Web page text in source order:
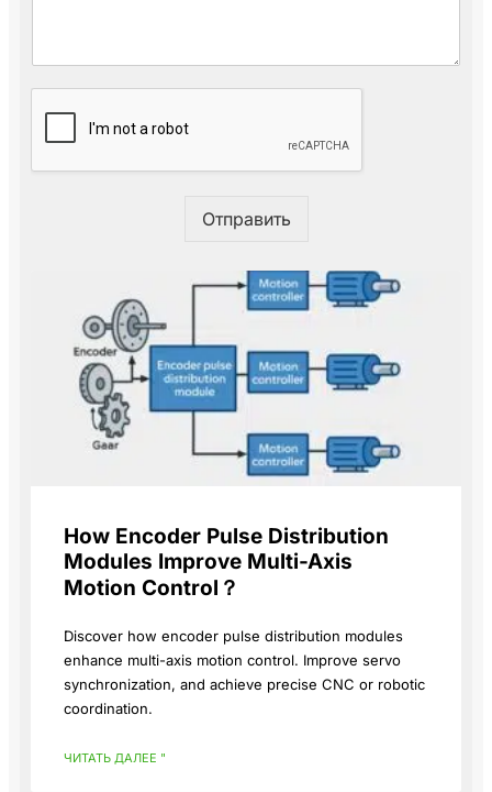
Отправить
How Encoder Pulse Distribution
Modules Improve Multi-Axis
Motion Control？
Discover how encoder pulse distribution modules
enhance multi-axis motion control. Improve servo
synchronization, and achieve precise CNC or robotic
coordination.
ЧИТАТЬ ДАЛЕЕ "